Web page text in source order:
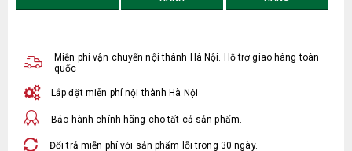
Miễn phí vận chuyển nội thành Hà Nội. Hỗ trợ giao hàng toàn
quốc
Lắp đặt miễn phí nội thành Hà Nội
Bảo hành chính hãng cho tất cả sản phẩm.
Đổi trả miễn phí với sản phẩm lỗi trong 30 ngày.